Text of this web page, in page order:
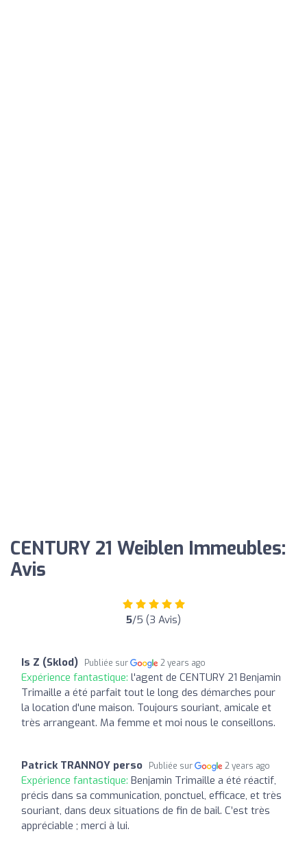
CENTURY 21 Weiblen Immeubles:
Avis
5/5 (3 Avis)
Is Z (Sklod) Publiée sur 2 years ago
Expérience fantastique: l'agent de CENTURY 21 Benjamin
Trimaille a été parfait tout le long des démarches pour
la location d'une maison. Toujours souriant, amicale et
très arrangeant. Ma femme et moi nous le conseillons.
Patrick TRANNOY perso Publiée sur 2 years ago
Expérience fantastique: Benjamin Trimaille a été réactif,
précis dans sa communication, ponctuel, efficace, et très
souriant, dans deux situations de fin de bail. C’est très
appréciable ; merci à lui.